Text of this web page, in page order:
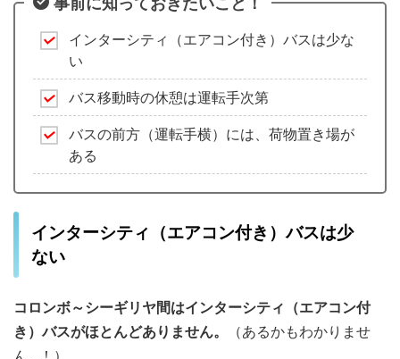
インターシティ（エアコン付き）バスは少な
い
バス移動時の休憩は運転手次第
バスの前方（運転手横）には、荷物置き場が
ある
インターシティ（エアコン付き）バスは少
ない
コロンボ～シーギリヤ間はインターシティ（エアコン付
き）バスがほとんどありません。
（あるかもわかりませ